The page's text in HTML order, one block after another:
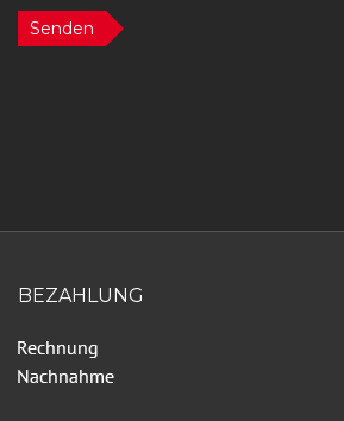
Senden
BEZAHLUNG